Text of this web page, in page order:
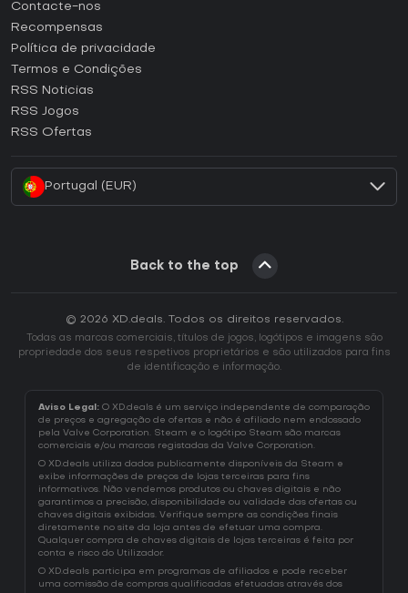
Como ativar uma CD Key Steam?
Como ativar uma CD Key Epic Games?
Como ativar uma CD Key GOG?
Como ativar uma CD Key Ubisoft Connect?
Contacte-nos
Recompensas
Política de privacidade
Termos e Condições
RSS Noticias
RSS Jogos
RSS Ofertas
Portugal (EUR)
Back to the top
© 2026 XD.deals. Todos os direitos reservados.
Todas as marcas comerciais, títulos de jogos, logótipos e imagens são
propriedade dos seus respetivos proprietários e são utilizados para fins
de identificação e informação.
Aviso Legal: O XD.deals é um serviço independente de comparação
de preços e agregação de ofertas e não é afiliado nem endossado
pela Valve Corporation. Steam e o logótipo Steam são marcas
comerciais e/ou marcas registadas da Valve Corporation.
O XD.deals utiliza dados publicamente disponíveis da Steam e
exibe informações de preços de lojas terceiras para fins
informativos. Não vendemos produtos ou chaves digitais e não
garantimos a precisão, disponibilidade ou validade das ofertas ou
chaves digitais exibidas. Verifique sempre as condições finais
diretamente no site da loja antes de efetuar uma compra.
Qualquer compra de chaves digitais de lojas terceiras é feita por
conta e risco do Utilizador.
O XD.deals participa em programas de afiliados e pode receber
uma comissão de compras qualificadas efetuadas através dos